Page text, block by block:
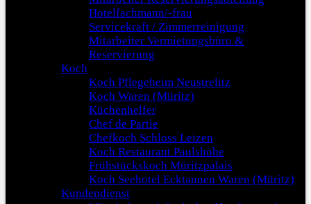
Hotelfachmann/-frau
Servicekraft / Zimmerreinigung
Mitarbeiter Vermietungsbüro &
Reservierung
Koch
Koch Pflegeheim Neustrelitz
Koch Waren (Müritz)
Küchenhelfer
Chef de Partie
Chefkoch Schloss Leizen
Koch Restaurant Paulshöhe
Frühstückskoch Müritzpalais
Koch Seehotel Ecktannen Waren (Müritz)
Kundendienst